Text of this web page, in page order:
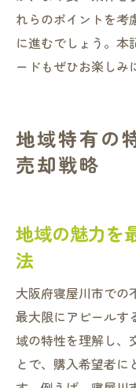
れらのポイントを考
に進むでしょう。本
ードもぜひお楽しみ
地域特有の
売却戦略
地域の魅力を
法
大阪府寝屋川市での
最大限にアピールす
域の特性を理解し、
とで、購入希望者に